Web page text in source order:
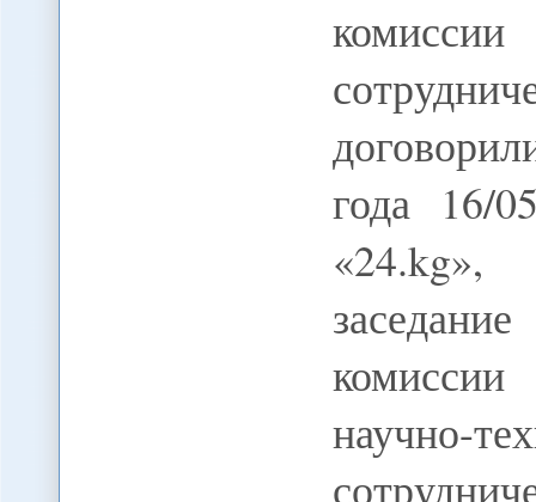
комиссии
года 16/
комиссии
научно-